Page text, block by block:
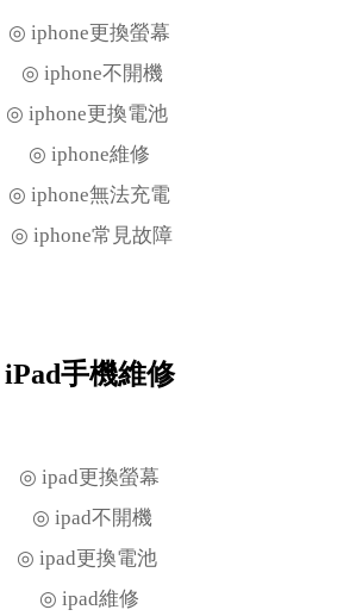
◎ iphone更換螢幕
◎ iphone不開機
◎ iphone更換電池
◎ iphone維修
◎ iphone無法充電
◎ iphone常見故障
iPad手機維修
◎ ipad更換螢幕
◎ ipad不開機
◎ ipad更換電池
◎ ipad維修